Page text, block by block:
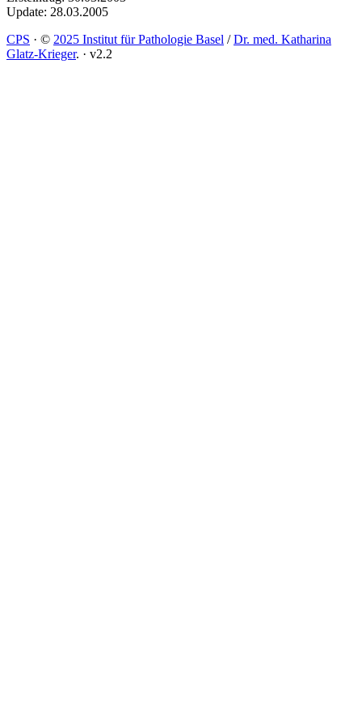
Update: 28.03.2005
CPS · © 2025 Institut für Pathologie Basel /Dr. med. Katharina
Glatz-Krieger. · v2.2